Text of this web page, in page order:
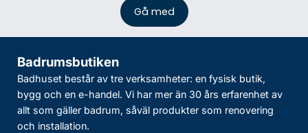
Badrumsbutiken
Badhuset består av tre verksamheter: en fysisk butik,
bygg och en e-handel. Vi har mer än 30 års erfarenhet av
allt som gäller badrum, såväl produkter som renovering
och installation.